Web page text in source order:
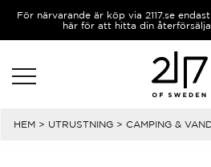
För närvarande är köp via 2117.se
här för att hitta din
HEM> UTRUSTNING> CAMPING &